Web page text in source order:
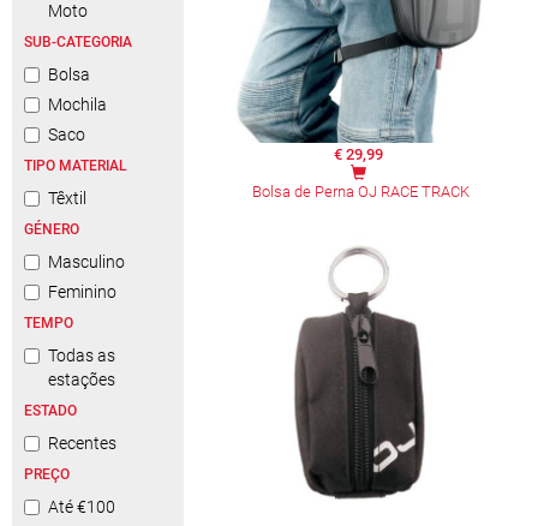
Moto
SUB-CATEGORIA
Bolsa
Mochila
Saco
TIPO MATERIAL
Têxtil
GÉNERO
Masculino
Feminino
TEMPO
Todas as
estações
ESTADO
Recentes
PREÇO
Até €100
€ 29,99
Bolsa de Perna OJ RACE TRACK